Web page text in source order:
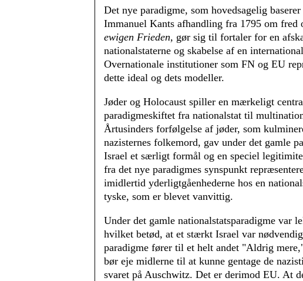
Det nye paradigme, som hovedsagelig
Immanuel Kants afhandling fra 1795 om fred
ewigen Frieden, gør sig til fortaler for en
nationalstaterne og skabelse af en
Overnationale institutioner som FN og EU
dette ideal og dets modeller.
Jøder og Holocaust spiller en mærkeligt
paradigmeskiftet fra nationalstat til
Årtusinders forfølgelse af jøder, som
nazisternes folkemord, gav under det gamle
Israel et særligt formål og en speciel
fra det nye paradigmes synspunkt
imidlertid yderligtgåenhederne hos en
tyske, som er blevet vanvittig.
Under det gamle nationalstatsparadigme var
hvilket betød, at et stærkt Israel var
paradigme fører til et helt andet "Aldrig
bør eje midlerne til at kunne gentage de
svaret på Auschwitz. Det er derimod EU. At